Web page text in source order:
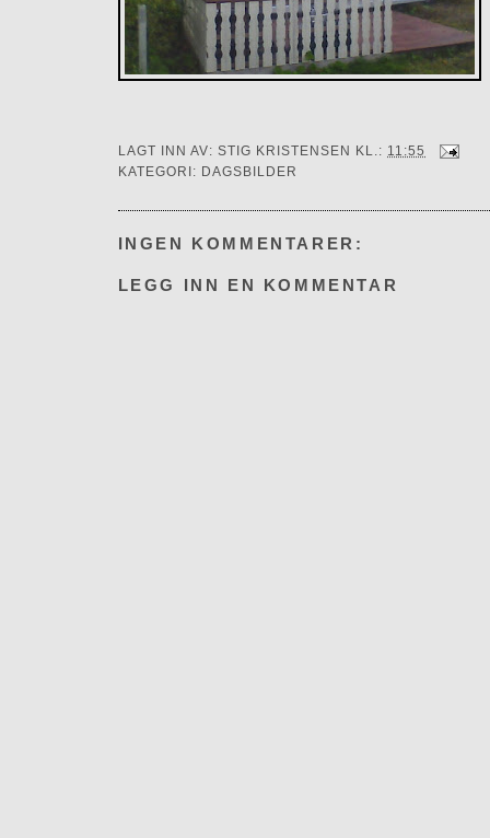
LAGT INN AV: STIG KRISTENSEN KL.: 11:55
KATEGORI: DAGSBILDER
INGEN KOMMENTARER:
LEGG INN EN KOMMENTAR